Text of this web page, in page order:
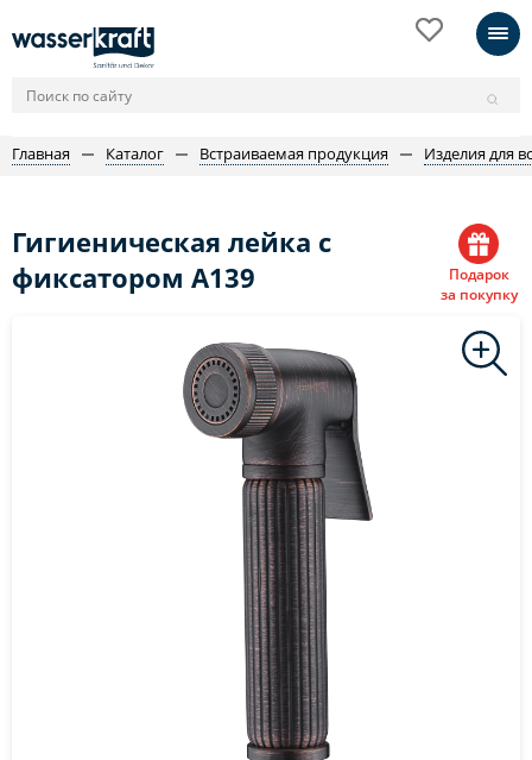
Главная Каталог Встраиваемая продукция Изделия для
Гигиеническая лейка с
фиксатором A139
Подарок
за покупку